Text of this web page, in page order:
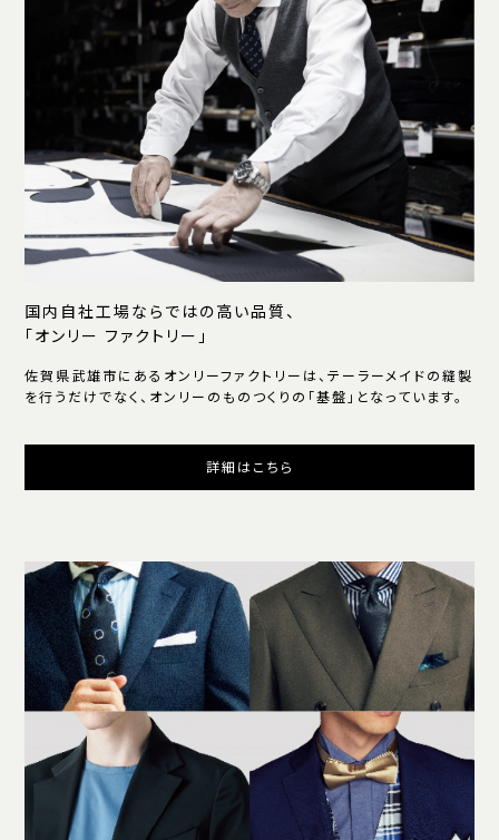
国内自社工場ならではの高い品質、
「オンリー ファクトリー」
佐賀県武雄市にあるオンリーファクトリーは、テーラーメイドの縫製
を行うだけでなく、オンリーのものつくりの「基盤」となっています。
詳細はこちら